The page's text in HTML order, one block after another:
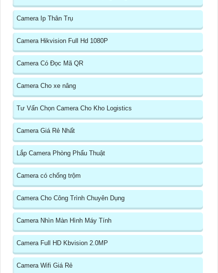
Camera Ip Thân Trụ
Camera Hikvision Full Hd 1080P
Camera Có Đọc Mã QR
Camera Cho xe nâng
Tư Vấn Chọn Camera Cho Kho Logistics
Camera Giá Rẻ Nhất
Lắp Camera Phòng Phẩu Thuật
Camera có chống trộm
Camera Cho Công Trình Chuyên Dụng
Camera Nhìn Màn Hình Máy Tính
Camera Full HD Kbvision 2.0MP
Camera Wifi Giá Rẻ